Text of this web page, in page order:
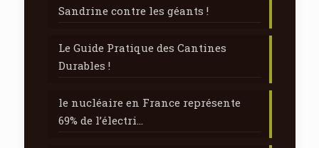
Sandrine contre les géants !
Le Guide Pratique des Cantines
Durables !
le nucléaire en France représente
69% de l’électri…